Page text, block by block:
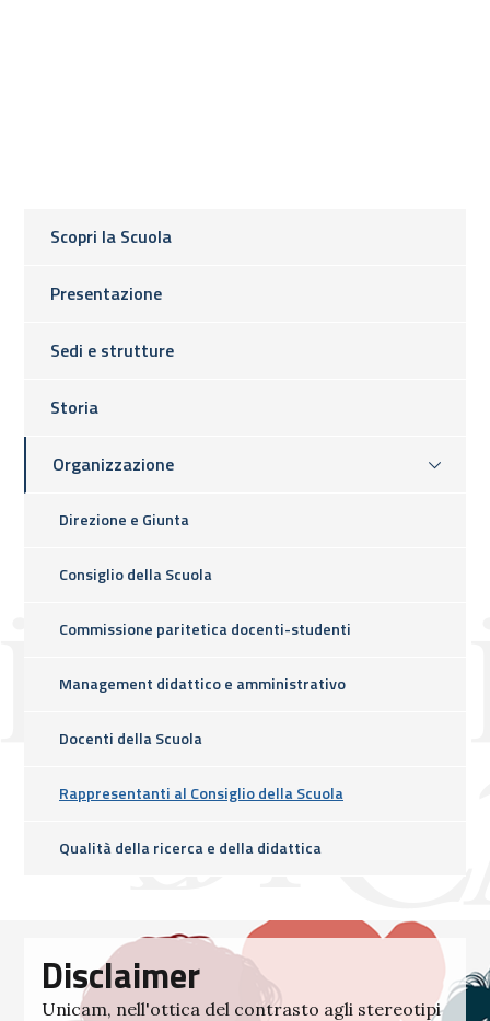
Scopri la Scuola
Presentazione
Sedi e strutture
Storia
Organizzazione
Direzione e Giunta
Consiglio della Scuola
Commissione paritetica docenti-studenti
Management didattico e amministrativo
Docenti della Scuola
Rappresentanti al Consiglio della Scuola
Qualità della ricerca e della didattica
Disclaimer
Unicam, nell'ottica del contrasto agli stereotipi